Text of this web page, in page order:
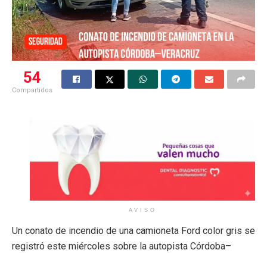
54
Compartidos
AVISO
Un conato de incendio de una camioneta Ford color gris se
registró este miércoles sobre la autopista Córdoba–